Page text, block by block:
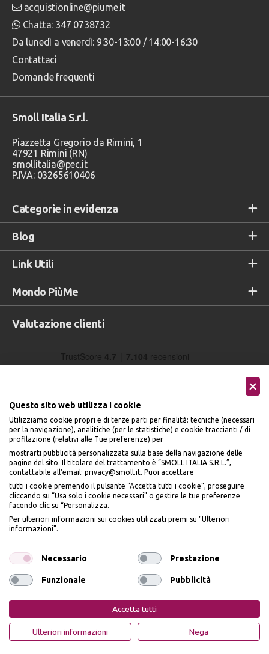
Categorie in evidenza
Blog
Link Utili
Mondo PiùMe
acquistionline@piume.it
Chatta: 347 0738732
Da lunedì a venerdì: 9:30-13:00 / 14:00-16:30
Contattaci
Domande frequenti
Smoll Italia S.r.l.
Piazzetta Gregorio da Rimini, 1
47921 Rimini (RN)
smollitalia@pec.it
P.IVA: 03265610406
Valutazione clienti
Accettiamo
Seguici sui social
PiùMe è un marchio di PiùMe s.r.l. con sede legale in via
Aurelio Lampredi, n. 81 - 57121 Livorno (LI) - P.IVA
Privacy Policy Cookie Policy
Questo sito web utilizza i cookie
Utilizziamo cookie propri e di terze parti per finalità: tecniche (necessari
per la navigazione), analitiche (per le statistiche) e cookie traccianti / di
profilazione (relativi alle Tue preferenze) per
mostrarti pubblicità personalizzata sulla base della navigazione delle
pagine del sito. Il titolare del trattamento è “SMOLL ITALIA S.R.L.”,
contattabile all'email: privacy@smoll.it. Puoi accettare
tutti i cookie premendo il pulsante “Accetta tutti i cookie”, proseguire
cliccando su “Usa solo i cookie necessari" o gestire le tue preferenze
facendo clic su “Personalizza.
Per ulteriori informazioni sui cookies utilizzati premi su "Ulteriori
informazioni".
Necessario Prestazione
Funzionale Pubblicità
Accetta tutti
Ulteriori informazioni Nega
BENVENUTO DA
PIÙME
IL10% DI SCONTO
dell’art. 13 del Reg UE 2016/679 e presto il mio consenso a ricevere email
promozionali. In qualsiasi momento è possibile revocare il consenso
OTTIENI IL 10% DI SCONTO